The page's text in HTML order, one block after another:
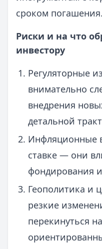
сроком
Риски и на что
инвестору
Регуляторные
внимательно
внедрения
детальной
Инфляционные
ставке — они
фондирования
Геополитика и
резкие
перекинуться